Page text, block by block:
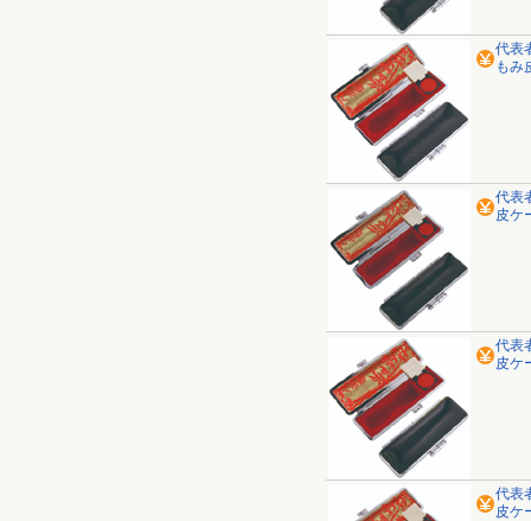
代表
もみ
代表
皮ケ
代表
皮ケ
代表
皮ケ